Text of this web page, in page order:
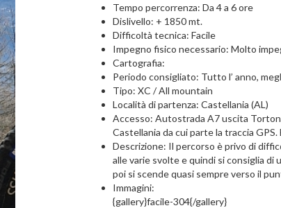
Tempo percorrenza: Da 4 a 6 ore
Dislivello: + 1850 mt.
Difficoltà tecnica: Facile
Impegno fisico necessario: Molto
Cartografia:
Periodo consigliato: Tutto l’ anno,
Tipo: XC / All mountain
Località di partenza: Castellania (AL)
Accesso: Autostrada A7 uscita
Castellania da cui parte la traccia
Descrizione: Il percorso è privo di
alle varie svolte e quindi si consiglia di
poi si scende quasi sempre verso il
Immagini:
{gallery}facile-304{/gallery}